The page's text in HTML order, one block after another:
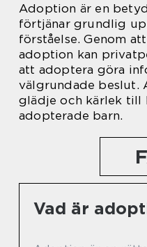
Adoption är en
förtjänar grundlig
förståelse. Genom
adoption kan
att adoptera göra
välgrundade beslut.
glädje och kärlek till
adopterade barn.
Vad är